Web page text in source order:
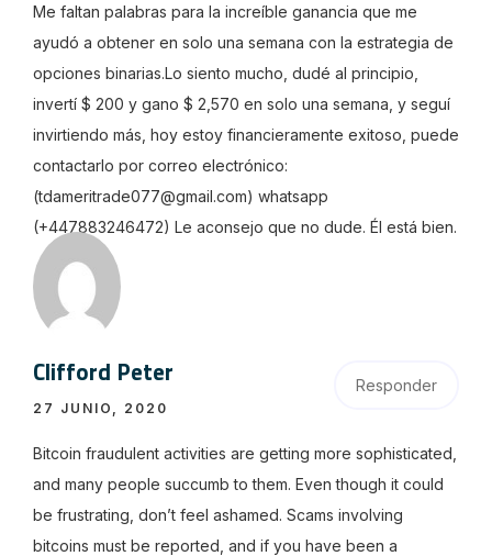
Me faltan palabras para la increíble ganancia que me
ayudó a obtener en solo una semana con la estrategia de
opciones binarias.Lo siento mucho, dudé al principio,
invertí $ 200 y gano $ 2,570 en solo una semana, y seguí
invirtiendo más, hoy estoy financieramente exitoso, puede
contactarlo por correo electrónico:
(tdameritrade077@gmail.com) whatsapp
(+447883246472) Le aconsejo que no dude. Él está bien.
Clifford Peter
27 JUNIO, 2020
Responder
Bitcoin fraudulent activities are getting more sophisticated,
and many people succumb to them. Even though it could
be frustrating, don’t feel ashamed. Scams involving
bitcoins must be reported, and if you have been a